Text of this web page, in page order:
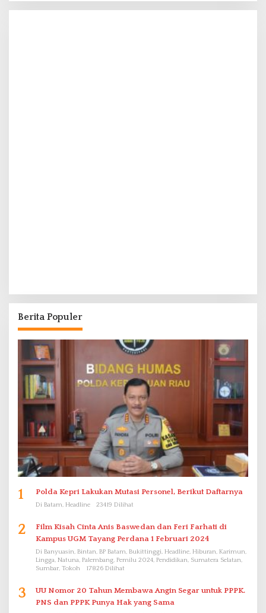
Berita Populer
1 Polda Kepri Lakukan Mutasi Personel, Berikut Daftarnya
Di Batam, Headline 23419 Dilihat
2
Film Kisah Cinta Anis Baswedan dan Feri Farhati di
Kampus UGM Tayang Perdana 1 Februari 2024
Di Banyuasin, Bintan, BP Batam, Bukittinggi, Headline, Hiburan, Karimun,
Lingga, Natuna, Palembang, Pemilu 2024, Pendidikan, Sumatera Selatan,
Sumbar, Tokoh
17826 Dilihat
3
UU Nomor 20 Tahun Membawa Angin Segar untuk PPPK.
PNS dan PPPK Punya Hak yang Sama